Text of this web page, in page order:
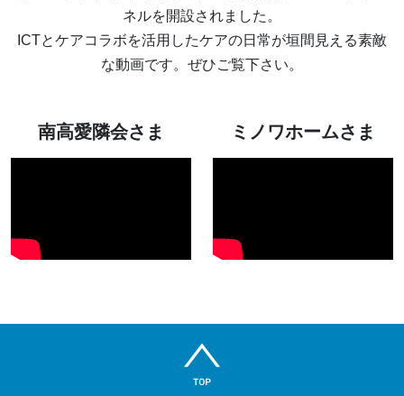
ネルを開設されました。
ICTとケアコラボを活用したケアの日常が垣間見える素敵
な動画です。ぜひご覧下さい。
南高愛隣会さま ミノワホームさま